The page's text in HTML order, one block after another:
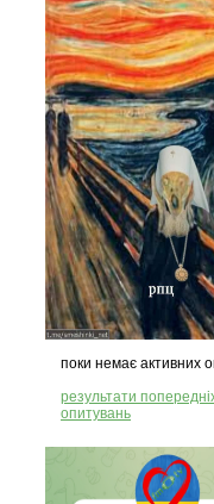
поки немає активних
результати
опитувань